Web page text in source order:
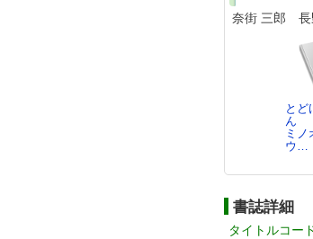
奈街 三郎 長
とど
ん
ミノ
ウ…
書誌詳細
タイトルコー